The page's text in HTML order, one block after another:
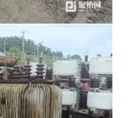
，14天内未去过中高
告及六安市当地核
；标的十一：要求提